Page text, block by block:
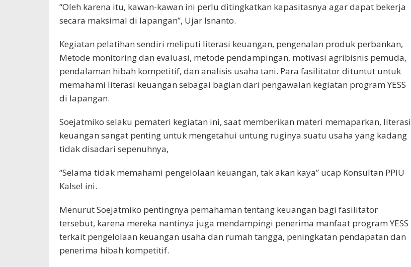
“Oleh karena itu, kawan-kawan ini perlu ditingkatkan kapasitasnya agar dapat bekerja
secara maksimal di lapangan”, Ujar Isnanto.
Kegiatan pelatihan sendiri meliputi literasi keuangan, pengenalan produk perbankan,
Metode monitoring dan evaluasi, metode pendampingan, motivasi agribisnis pemuda,
pendalaman hibah kompetitif, dan analisis usaha tani. Para fasilitator dituntut untuk
memahami literasi keuangan sebagai bagian dari pengawalan kegiatan program YESS
di lapangan.
Soejatmiko selaku pemateri kegiatan ini, saat memberikan materi memaparkan, literasi
keuangan sangat penting untuk mengetahui untung ruginya suatu usaha yang kadang
tidak disadari sepenuhnya,
“Selama tidak memahami pengelolaan keuangan, tak akan kaya” ucap Konsultan PPIU
Kalsel ini.
Menurut Soejatmiko pentingnya pemahaman tentang keuangan bagi fasilitator
tersebut, karena mereka nantinya juga mendampingi penerima manfaat program YESS
terkait pengelolaan keuangan usaha dan rumah tangga, peningkatan pendapatan dan
penerima hibah kompetitif.